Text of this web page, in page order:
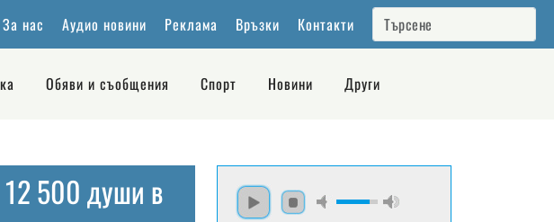
За нас Аудио новини Реклама Връзки Контакти
Обяви и съобщения Спорт Новини Други
12 500 души в